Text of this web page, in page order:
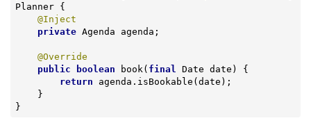
Planner
{
@Inject
private Agenda agenda;
@Override
public
boolean book ( final Date date)
{
return agenda.isBookable(date);
}